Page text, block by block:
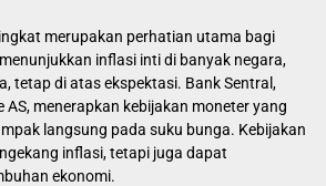
merupakan perhatian utama bagi
inflasi inti di banyak negara,
tetap di atas ekspektasi. Bank Sentral,
AS, menerapkan kebijakan moneter yang
langsung pada suku bunga. Kebijakan
inflasi, tetapi juga dapat
ekonomi.